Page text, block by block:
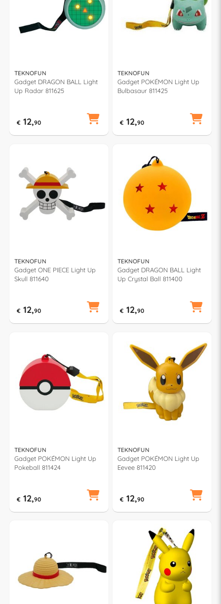
TEKNOFUN
Gadget DRAGON BALL Light
Up Radar 811625
€ 12,90
TEKNOFUN
Gadget POKÉMON Light Up
Bulbasaur 811425
€ 12,90
TEKNOFUN
Gadget ONE PIECE Light Up
Skull 811640
€ 12,90
TEKNOFUN
Gadget DRAGON BALL Light
Up Crystal Ball 811400
€ 12,90
TEKNOFUN
Gadget POKÉMON Light Up
Pokeball 811424
€ 12,90
TEKNOFUN
Gadget POKÉMON Light Up
Eevee 811420
€ 12,90